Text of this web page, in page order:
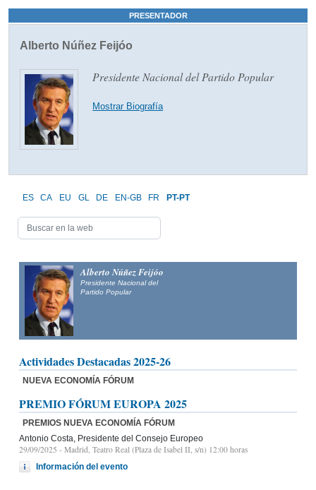
PRESENTADOR
Alberto Núñez Feijóo
Presidente Nacional del Partido Popular
Mostrar Biografía
ES CA EU GL DE EN-GB FR PT-PT
Alberto Núñez Feijóo
Presidente Nacional del
Partido Popular
Actividades Destacadas 2025-26
NUEVA ECONOMÍA FÓRUM
PREMIO FÓRUM EUROPA 2025
PREMIOS NUEVA ECONOMÍA FÓRUM
Antonio Costa, Presidente del Consejo Europeo
29/09/2025 - Madrid, Teatro Real (Plaza de Isabel II, s/n) 12:00 horas
Información del evento